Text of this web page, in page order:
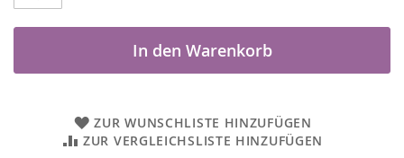
In den Warenkorb
ZUR WUNSCHLISTE HINZUFÜGEN
ZUR VERGLEICHSLISTE HINZUFÜGEN